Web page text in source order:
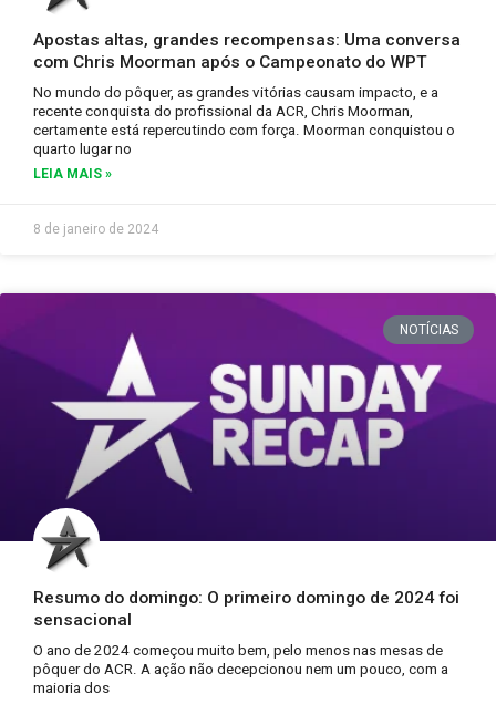
Apostas altas, grandes recompensas: Uma conversa
com Chris Moorman após o Campeonato do WPT
No mundo do pôquer, as grandes vitórias causam impacto, e a
recente conquista do profissional da ACR, Chris Moorman,
certamente está repercutindo com força. Moorman conquistou o
quarto lugar no
LEIA MAIS »
8 de janeiro de 2024
NOTÍCIAS
Resumo do domingo: O primeiro domingo de 2024 foi
sensacional
O ano de 2024 começou muito bem, pelo menos nas mesas de
pôquer do ACR. A ação não decepcionou nem um pouco, com a
maioria dos